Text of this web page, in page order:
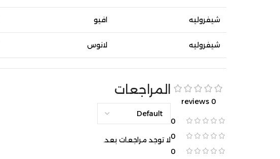
شيفروليه افيو
شيفروليه لانوس
دايو لانوس
دايو
0 reviews
0
0
0
المراجعات
لا توجد مراجعات بعد.